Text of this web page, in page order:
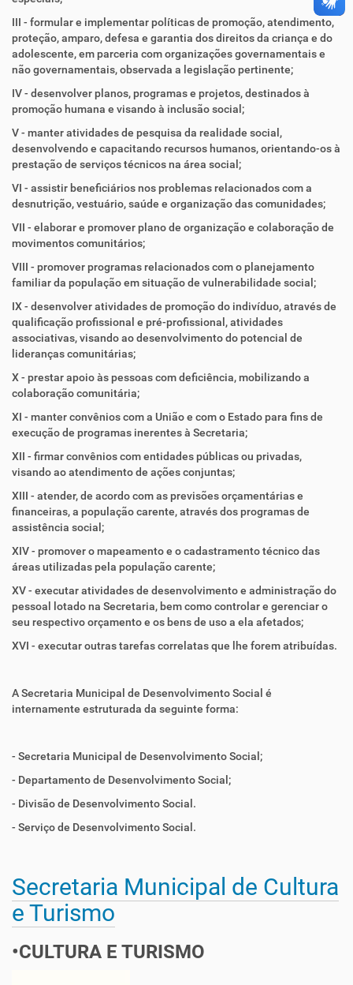
III - formular e implementar políticas de promoção, atendimento,
proteção, amparo, defesa e garantia dos direitos da criança e do
adolescente, em parceria com organizações governamentais e
não governamentais, observada a legislação pertinente;
IV - desenvolver planos, programas e projetos, destinados à
promoção humana e visando à inclusão social;
V - manter atividades de pesquisa da realidade social,
desenvolvendo e capacitando recursos humanos, orientando-os à
prestação de serviços técnicos na área social;
VI - assistir beneficiários nos problemas relacionados com a
desnutrição, vestuário, saúde e organização das comunidades;
VII - elaborar e promover plano de organização e colaboração de
movimentos comunitários;
VIII - promover programas relacionados com o planejamento
familiar da população em situação de vulnerabilidade social;
IX - desenvolver atividades de promoção do indivíduo, através de
qualificação profissional e pré-profissional, atividades
associativas, visando ao desenvolvimento do potencial de
lideranças comunitárias;
X - prestar apoio às pessoas com deficiência, mobilizando a
colaboração comunitária;
XI - manter convênios com a União e com o Estado para fins de
execução de programas inerentes à Secretaria;
XII - firmar convênios com entidades públicas ou privadas,
visando ao atendimento de ações conjuntas;
XIII - atender, de acordo com as previsões orçamentárias e
financeiras, a população carente, através dos programas de
assistência social;
XIV - promover o mapeamento e o cadastramento técnico das
áreas utilizadas pela população carente;
XV - executar atividades de desenvolvimento e administração do
pessoal lotado na Secretaria, bem como controlar e gerenciar o
seu respectivo orçamento e os bens de uso a ela afetados;
XVI - executar outras tarefas correlatas que lhe forem atribuídas.
A Secretaria Municipal de Desenvolvimento Social é
internamente estruturada da seguinte forma:
- Secretaria Municipal de Desenvolvimento Social;
- Departamento de Desenvolvimento Social;
- Divisão de Desenvolvimento Social.
- Serviço de Desenvolvimento Social.
Secretaria Municipal de Cultura
e Turismo
•CULTURA E TURISMO